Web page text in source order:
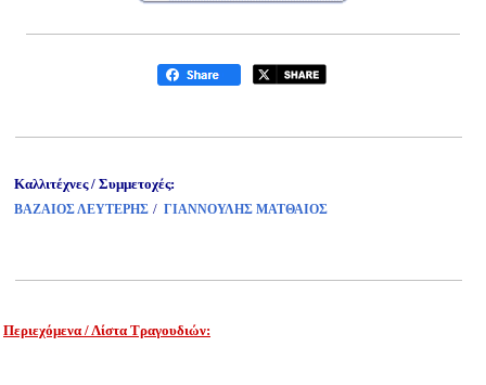
Καλλιτέχνες / Συμμετοχές:
ΒΑΖΑΙΟΣ ΛΕΥΤΕΡΗΣ / ΓΙΑΝΝΟΥΛΗΣ ΜΑΤΘΑΙΟΣ
Περιεχόμενα / Λίστα Τραγουδιών: